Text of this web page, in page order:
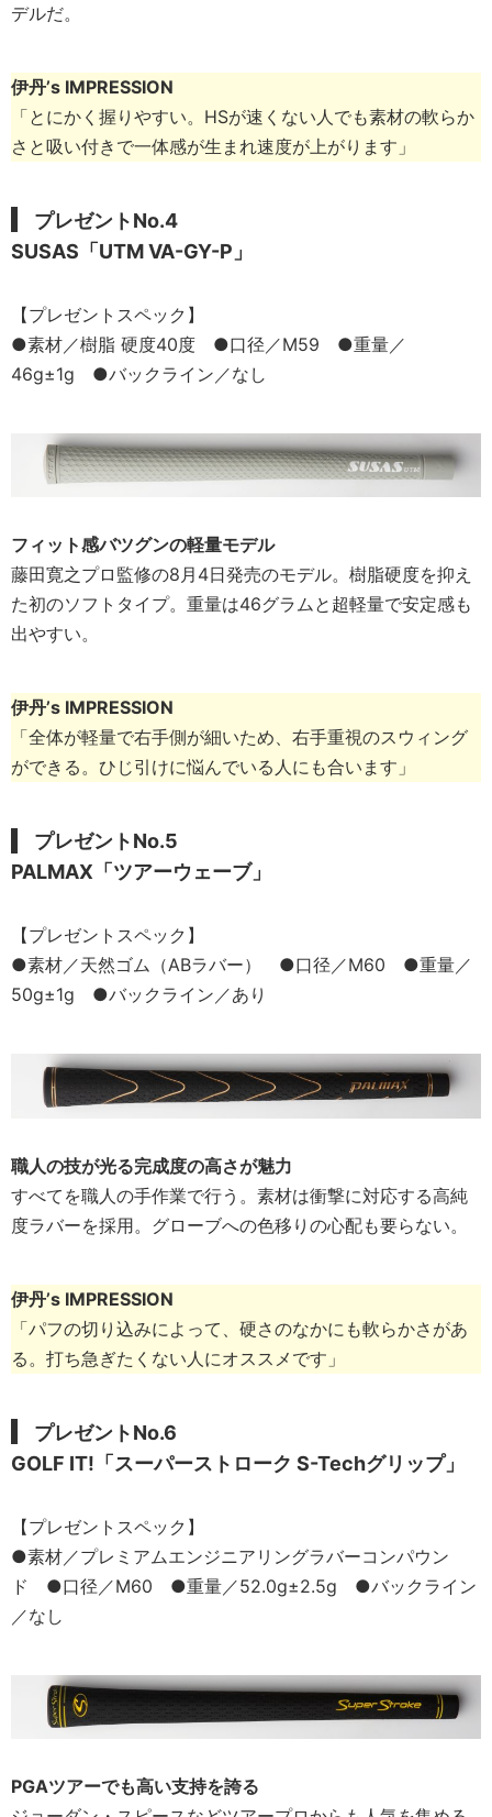
デルだ。
伊丹’s IMPRESSION
「とにかく握りやすい。HSが速くない人でも素材の軟らか
さと吸い付きで一体感が生まれ速度が上がります」
プレゼントNo.4
SUSAS「UTM VA-GY-P」
【プレゼントスペック】
●素材／樹脂 硬度40度 ●口径／M59 ●重量／
46g±1g ●バックライン／なし
フィット感バツグンの軽量モデル
藤田寛之プロ監修の8月4日発売のモデル。樹脂硬度を抑え
た初のソフトタイプ。重量は46グラムと超軽量で安定感も
出やすい。
伊丹’s IMPRESSION
「全体が軽量で右手側が細いため、右手重視のスウィング
ができる。ひじ引けに悩んでいる人にも合います」
プレゼントNo.5
PALMAX「ツアーウェーブ」
【プレゼントスペック】
●素材／天然ゴム（ABラバー） ●口径／M60 ●重量／
50g±1g ●バックライン／あり
職人の技が光る完成度の高さが魅力
すべてを職人の手作業で行う。素材は衝撃に対応する高純
度ラバーを採用。グローブへの色移りの心配も要らない。
伊丹’s IMPRESSION
「パフの切り込みによって、硬さのなかにも軟らかさがあ
る。打ち急ぎたくない人にオススメです」
プレゼントNo.6
GOLF IT!「スーパーストローク S-Techグリップ」
【プレゼントスペック】
●素材／プレミアムエンジニアリングラバーコンパウン
ド ●口径／M60 ●重量／52.0g±2.5g ●バックライン
／なし
PGAツアーでも高い支持を誇る